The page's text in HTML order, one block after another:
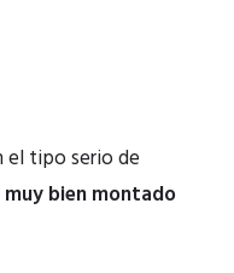
el tipo serio de
bien montado